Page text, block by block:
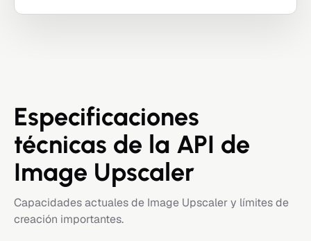
Especificaciones
técnicas de la API de
Image Upscaler
Capacidades actuales de Image Upscaler y límites de
creación importantes.